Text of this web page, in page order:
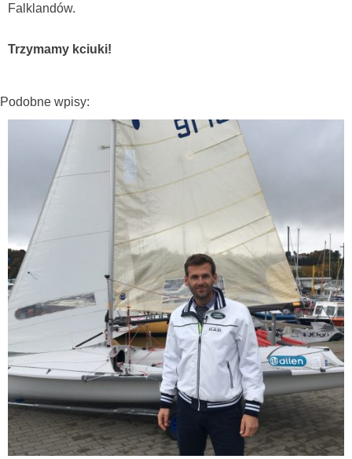
Falklandów.
Trzymamy kciuki!
Podobne wpisy: